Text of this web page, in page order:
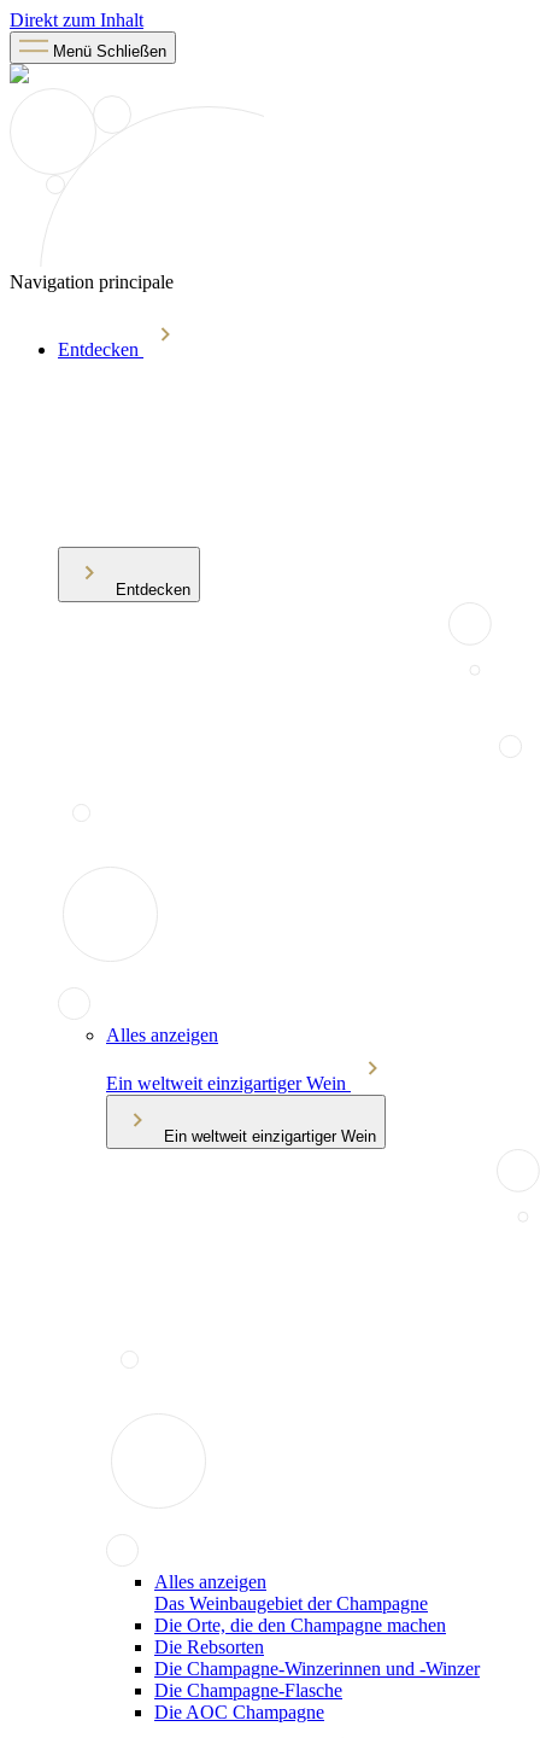
Direkt zum Inhalt
Menü Schließen
Navigation principale
Entdecken
Entdecken
Alles anzeigen
Ein weltweit einzigartiger Wein
Ein weltweit einzigartiger Wein
Alles anzeigen
Das Weinbaugebiet der Champagne
Die Orte, die den Champagne machen
Die Rebsorten
Die Champagne-Winzerinnen und -Winzer
Die Champagne-Flasche
Die AOC Champagne